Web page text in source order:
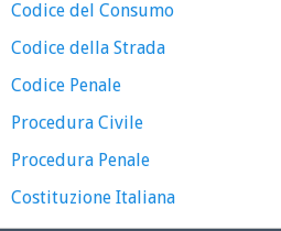
Codice del Consumo
Codice della Strada
Codice Penale
Procedura Civile
Procedura Penale
Costituzione Italiana